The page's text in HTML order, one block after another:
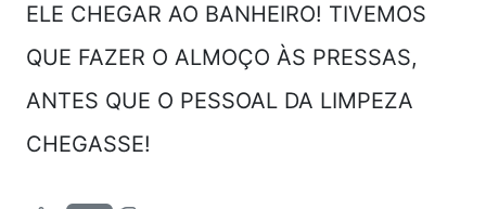
ELE CHEGAR AO BANHEIRO! TIVEMOS
QUE FAZER O ALMOÇO ÀS PRESSAS,
ANTES QUE O PESSOAL DA LIMPEZA
CHEGASSE!